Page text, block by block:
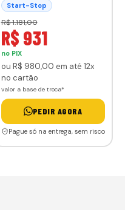
Start-Stop
R$ 1.181,00
R$ 931
no PIX
ou R$ 980,00 em até 12x
no cartão
valor a base de troca*
PEDIR AGORA
Pague só na entrega, sem risco